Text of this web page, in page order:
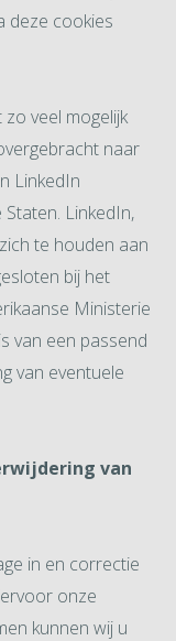
deze cookies
veel mogelijk
naar
LinkedIn
LinkedIn,
te houden aan
bij het
Ministerie
van een passend
van eventuele
van
in en correctie
onze
kunnen wij u